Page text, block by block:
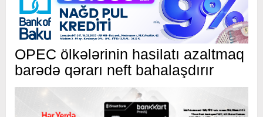
OPEC ölkələrinin hasilatı azaltmaq
barədə qərarı neft bahalaşdırır